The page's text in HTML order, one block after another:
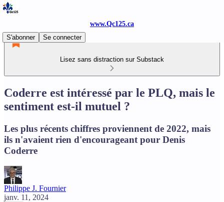
www.Qc125.ca
S'abonner
Se connecter
Lisez sans distraction sur Substack
Coderre est intéressé par le PLQ, mais le
sentiment est-il mutuel ?
Les plus récents chiffres proviennent de 2022, mais
ils n'avaient rien d'encourageant pour Denis
Coderre
Philippe J. Fournier
janv. 11, 2024